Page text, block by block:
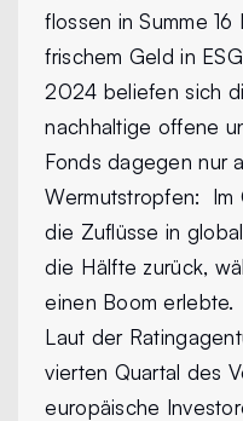
flossen in Summe
frischem Geld in
2024 beliefen sich
nachhaltige offene
Fonds dagegen nur
Wermutstropfen:
Im
die Zuflüsse in
die Hälfte zurück,
einen Boom erlebte.
Laut der
vierten Quartal des
europäische